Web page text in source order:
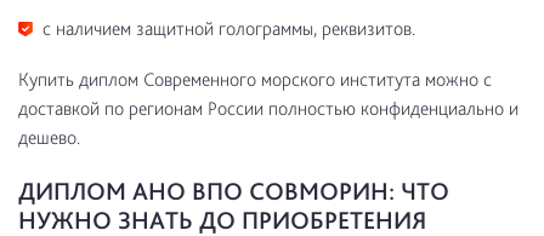
с наличием защитной голограммы, реквизитов.
Купить диплом Современного морского института можно с
доставкой по регионам России полностью конфиденциально и
дешево.
ДИПЛОМ АНО ВПО СОВМОРИН: ЧТО
НУЖНО ЗНАТЬ ДО ПРИОБРЕТЕНИЯ